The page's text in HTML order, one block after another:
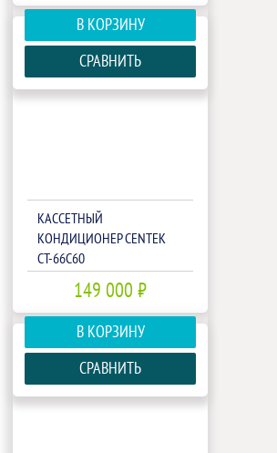
В КОРЗИНУ
СРАВНИТЬ
КАССЕТНЫЙ
КОНДИЦИОНЕР CENTEK
CT-66C60
149 000 ₽
В КОРЗИНУ
СРАВНИТЬ